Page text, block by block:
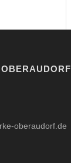
oberaudorf.de